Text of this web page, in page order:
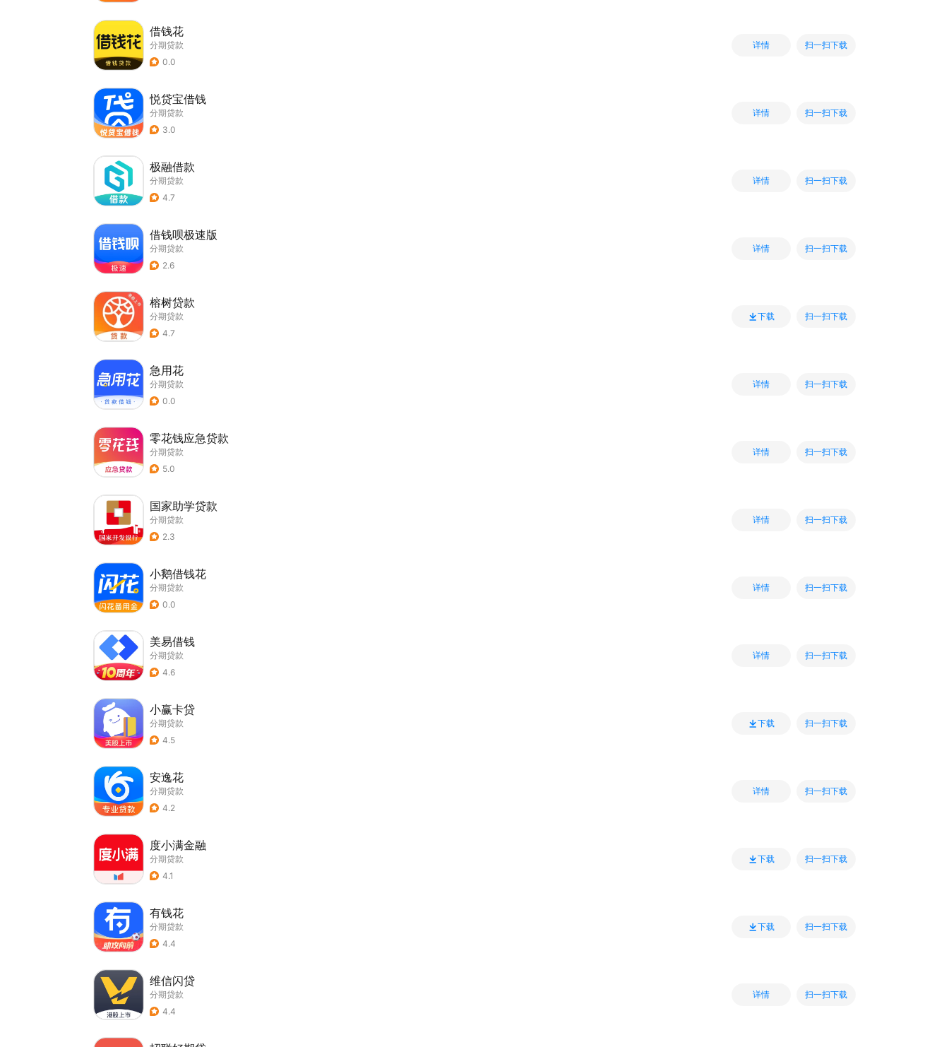
借钱花
分期贷款
0.0
详情 扫一扫下载
悦贷宝借钱
分期贷款
3.0
详情 扫一扫下载
极融借款
分期贷款
4.7
详情 扫一扫下载
借钱呗极速版
分期贷款
2.6
详情 扫一扫下载
榕树贷款
分期贷款
4.7
下载 扫一扫下载
急用花
分期贷款
0.0
详情 扫一扫下载
零花钱应急贷款
分期贷款
5.0
详情 扫一扫下载
国家助学贷款
分期贷款
2.3
详情 扫一扫下载
小鹅借钱花
分期贷款
0.0
详情 扫一扫下载
美易借钱
分期贷款
4.6
详情 扫一扫下载
小赢卡贷
分期贷款
4.5
下载 扫一扫下载
安逸花
分期贷款
4.2
详情 扫一扫下载
度小满金融
分期贷款
4.1
下载 扫一扫下载
有钱花
分期贷款
4.4
下载 扫一扫下载
维信闪贷
分期贷款
4.4
详情 扫一扫下载